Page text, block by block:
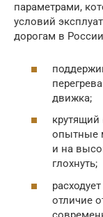
параметрами,
условий
дорогам в
движка;
опытные
и на
глохнуть;
отличие